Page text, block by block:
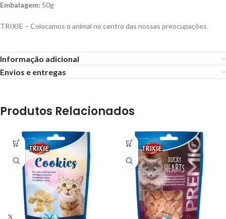
Embalagem: 50g
TRIXIE – Colocamos o animal no centro das nossas preocupações
Informação adicional
Envios e entregas
Produtos Relacionados